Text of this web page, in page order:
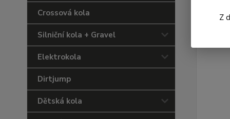
Crossová kola
Silniční kola + Gravel
Elektrokola
Dirtjump
Dětská kola
Z